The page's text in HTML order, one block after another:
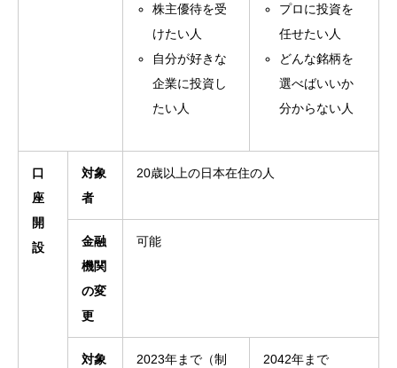
株主優待を受
けたい人
自分が好きな
企業に投資し
たい人
プロに投資を
任せたい人
どんな銘柄を
選べばいいか
分からない人
口
座
開
設
対象
者
20歳以上の日本在住の人
金融
機関
の変
更
可能
対象 2023年まで（制 2042年まで